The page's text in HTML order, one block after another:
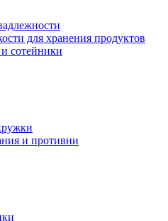
для хранения продуктов
сотейники
и противни